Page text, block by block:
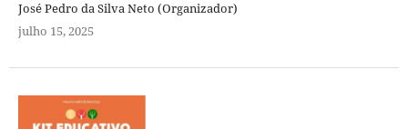
José Pedro da Silva Neto (Organizador)
julho 15, 2025